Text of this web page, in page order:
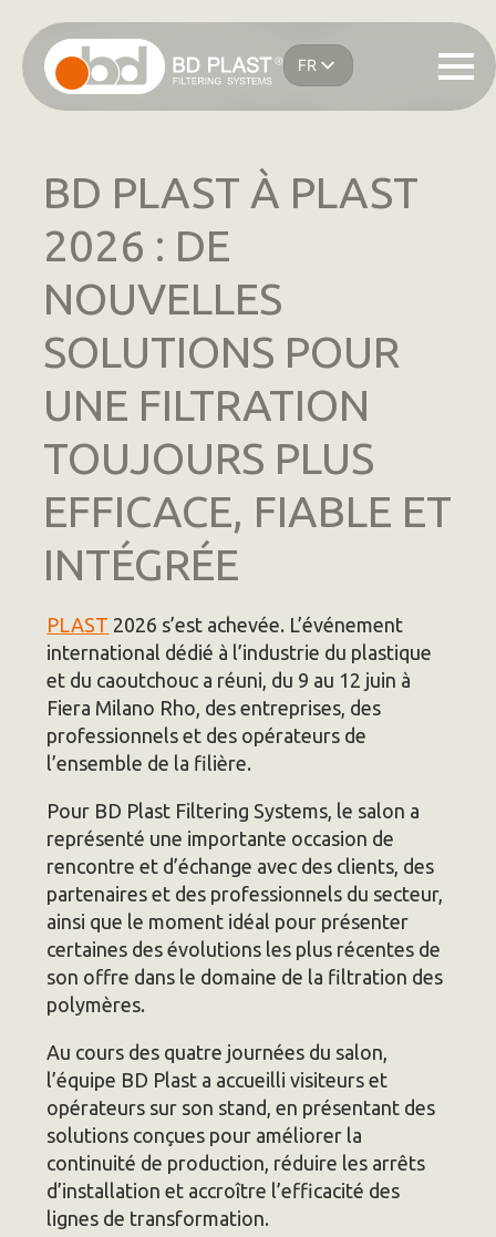
Passer
au
contenu
principal
FR
EN
BD PLAST À PLAST
2026 : DE
NOUVELLES
SOLUTIONS POUR
UNE FILTRATION
TOUJOURS PLUS
EFFICACE, FIABLE ET
INTÉGRÉE
PLAST 2026 s’est achevée. L’événement
international dédié à l’industrie du plastique
et du caoutchouc a réuni, du 9 au 12 juin à
Fiera Milano Rho, des entreprises, des
professionnels et des opérateurs de
l’ensemble de la filière.
Pour BD Plast Filtering Systems, le salon a
représenté une importante occasion de
rencontre et d’échange avec des clients, des
partenaires et des professionnels du secteur,
ainsi que le moment idéal pour présenter
certaines des évolutions les plus récentes de
son offre dans le domaine de la filtration des
polymères.
Au cours des quatre journées du salon,
l’équipe BD Plast a accueilli visiteurs et
opérateurs sur son stand, en présentant des
solutions conçues pour améliorer la
continuité de production, réduire les arrêts
d’installation et accroître l’efficacité des
lignes de transformation.